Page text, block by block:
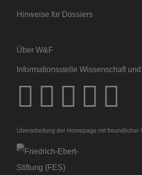
Hinweise für Dossiers
Über W&F
Informationsstelle Wissenschaft
Überarbeitung der Homepage mit freundlicher